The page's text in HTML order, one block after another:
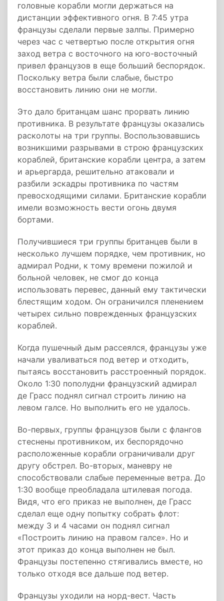
головные корабли могли держаться на
дистанции эффективного огня. В 7:45 утра
французы сделали первые залпы. Примерно
через час с четвертью после открытия огня
заход ветра с восточного на юго-восточный
привел французов в еще больший беспорядок.
Поскольку ветра были слабые, быстро
восстановить линию они не могли.
Это дало британцам шанс прорвать линию
противника. В результате французы оказались
расколоты на три группы. Воспользовавшись
возникшими разрывами в строю французских
кораблей, британские корабли центра, а затем
и арьергарда, решительно атаковали и
разбили эскадры противника по частям
превосходящими силами. Британские корабли
имели возможность вести огонь двумя
бортами.
Получившиеся три группы британцев были в
несколько лучшем порядке, чем противник, но
адмирал Родни, к тому времени пожилой и
больной человек, не смог до конца
использовать перевес, данный ему тактически
блестящим ходом. Он ограничился пленением
четырех сильно поврежденных французских
кораблей.
Когда пушечный дым рассеялся, французы уже
начали уваливаться под ветер и отходить,
пытаясь восстановить расстроенный порядок.
Около 1:30 пополудни французский адмирал
де Грасс поднял сигнал строить линию на
левом галсе. Но выполнить его не удалось.
Во-первых, группы французов были с флангов
стеснены противником, их беспорядочно
расположенные корабли ограничивали друг
другу обстрел. Во-вторых, маневру не
способствовали слабые переменные ветра. До
1:30 вообще преобладала штилевая погода.
Видя, что его приказ не выполнен, де Грасс
сделал еще одну попытку собрать флот:
между 3 и 4 часами он поднял сигнал
«Построить линию на правом галсе». Но и
этот приказ до конца выполнен не был.
Французы постепенно стягивались вместе, но
только отходя все дальше под ветер.
Французы уходили на норд-вест. Часть